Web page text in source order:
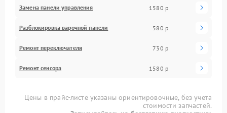
Замена панели управления 1580 р
Разблокировка варочной панели 580 р
Ремонт переключателя 730 р
Ремонт сенсора 1580 р
Цены в прайс-листе указаны ориентировочные, без учета
стоимости запчастей.